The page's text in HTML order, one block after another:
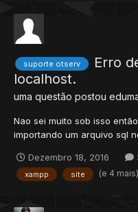
suporte otserv
Erro
localhost.
uma questão postou
Nao sei muito sob isso
importando um arquivo sql
Estrutura da tabela
Dezembro 18, 2016
xampp site (e 4 mais)